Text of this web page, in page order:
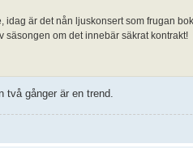
är det nån ljuskonsert som frugan
säsongen om det innebär säkrat kontrakt!
två gånger är en trend.